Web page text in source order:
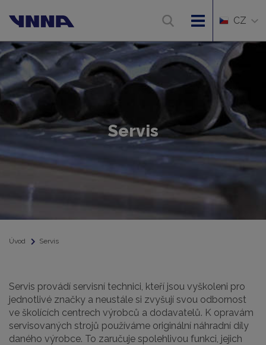
CZ
Servis
Úvod Servis
Servis provádí servisní technici, kteří jsou vyškoleni pro
jednotlivé značky a neustále si zvyšují svou odbornost
ve školících centrech výrobců a dodavatelů. K opravám
servisovaných strojů používáme originální náhradní díly
daného výrobce. To zaručuje spolehlivou funkci, jejich